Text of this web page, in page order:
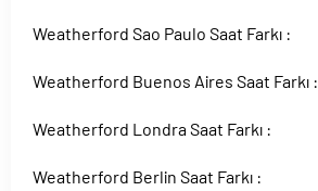
Weatherford Sao Paulo Saat Farkı :
Weatherford Buenos Aires Saat Farkı :
Weatherford Londra Saat Farkı :
Weatherford Berlin Saat Farkı :